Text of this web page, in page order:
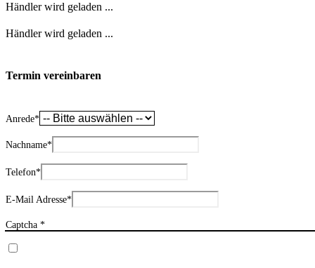
Händler wird geladen ...
Händler wird geladen ...
Termin vereinbaren
Anrede*
Nachname*
Telefon*
E-Mail Adresse*
Captcha *